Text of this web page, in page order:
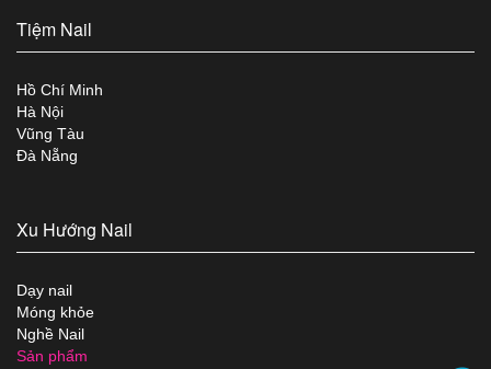
Tiệm Nail
Hồ Chí Minh
Hà Nội
Vũng Tàu
Đà Nẵng
Xu Hướng Nail
Dạy nail
Móng khỏe
Nghề Nail
Sản phẩm